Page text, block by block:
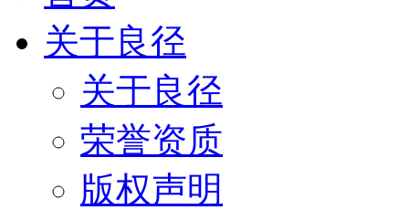
关于良径
关于良径
荣誉资质
版权声明